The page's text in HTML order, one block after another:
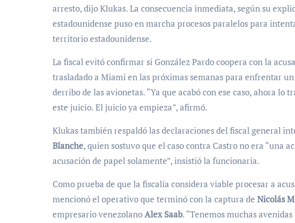
arresto, dijo Klukas. La consecuencia inmediata, según su
estadounidense puso en marcha procesos paralelos para
territorio estadounidense.
La fiscal evitó confirmar si González Pardo coopera con la
trasladado a Miami en las próximas semanas para enfrentar
derribo de las avionetas. “Ya que acabó con ese caso, ahora lo
este juicio. El juicio ya empieza”, afirmó.
Klukas también respaldó las declaraciones del fiscal general
Blanche, quien sostuvo que el caso contra Castro no era “una
acusación de papel solamente”, insistió la funcionaria.
Como prueba de que la fiscalía considera viable procesar a
mencionó el operativo que terminó con la captura de Nicolás
empresario venezolanoAlex Saab. “Tenemos muchas